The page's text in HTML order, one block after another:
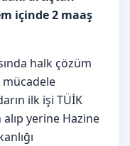
içinde 2 maaş
halk çözüm
mücadele
ilk işi TÜİK
alıp yerine Hazine